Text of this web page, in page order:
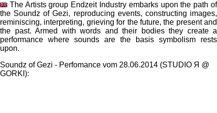
The Artists group Endzeit Industry embarks upon the path of
the Soundz of Gezi, reproducing events, constructing images,
reminiscing, interpreting, grieving for the future, the present and
the past. Armed with words and their bodies they create a
performance where sounds are the basis symbolism rests
upon.
Soundz of Gezi - Perfomance vom 28.06.2014 (STUDIO Я @
GORKI):